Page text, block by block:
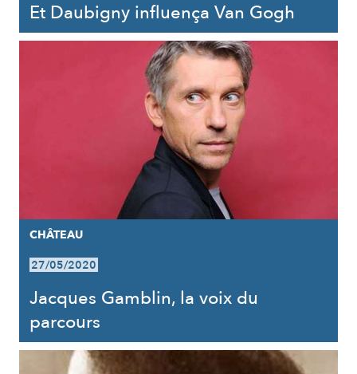
Et Daubigny influença Van Gogh
CHÂTEAU
27/05/2020
Jacques Gamblin, la voix du
parcours